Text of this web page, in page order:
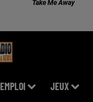
Take Me Away
EMPLOI JEUX